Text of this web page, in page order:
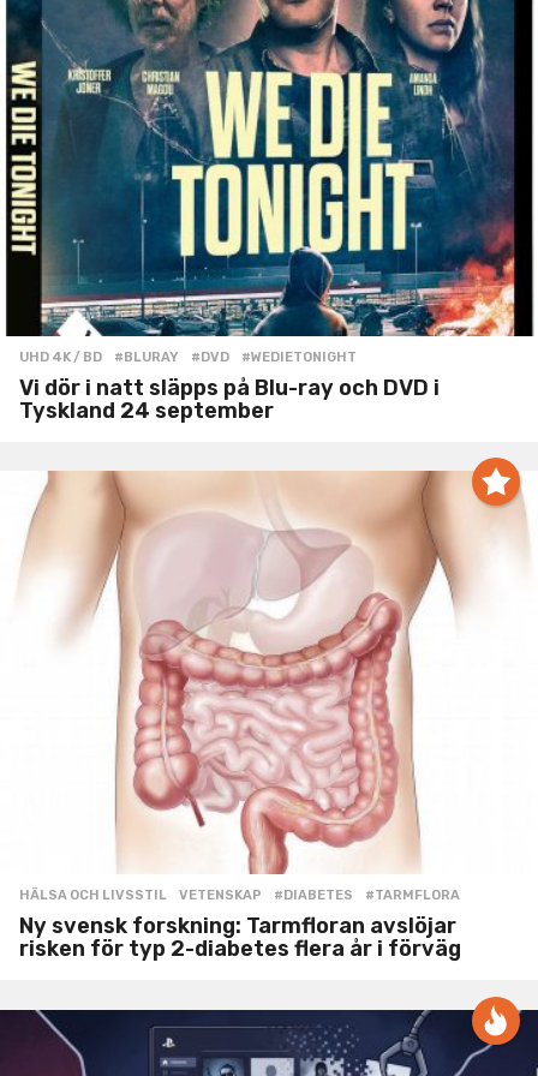
UHD 4K / BD #BLURAY ,#DVD ,#WEDIETONIGHT
Vi dör i natt släpps på Blu-ray och DVD i
Tyskland 24 september
HÄLSA OCH LIVSSTIL ,VETENSKAP #DIABETES ,#TARMFLORA
Ny svensk forskning: Tarmfloran avslöjar
risken för typ 2-diabetes flera år i förväg